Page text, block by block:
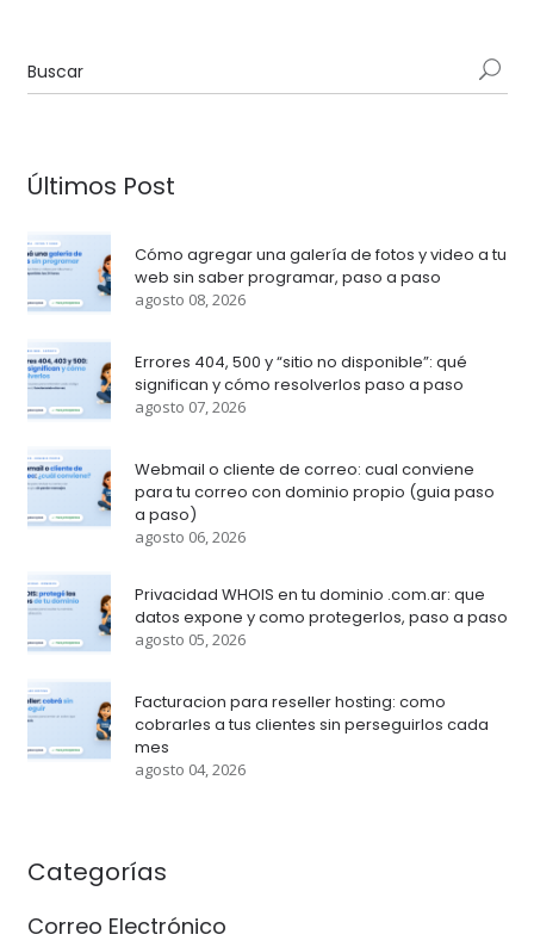
Últimos Post
Cómo agregar una galería de fotos y video a tu
web sin saber programar, paso a paso
agosto 08, 2026
Errores 404, 500 y “sitio no disponible”: qué
significan y cómo resolverlos paso a paso
agosto 07, 2026
Webmail o cliente de correo: cual conviene
para tu correo con dominio propio (guia paso
a paso)
agosto 06, 2026
Privacidad WHOIS en tu dominio .com.ar: que
datos expone y como protegerlos, paso a paso
agosto 05, 2026
Facturacion para reseller hosting: como
cobrarles a tus clientes sin perseguirlos cada
mes
agosto 04, 2026
Categorías
Correo Electrónico